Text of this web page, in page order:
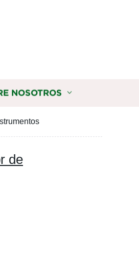
NOSOTROS
de